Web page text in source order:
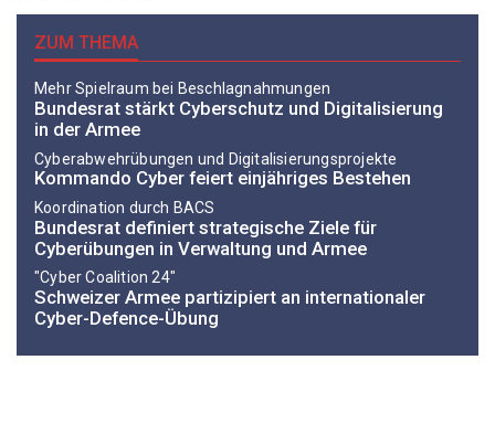
ZUM THEMA
Mehr Spielraum bei Beschlagnahmungen
Bundesrat stärkt Cyberschutz und Digitalisierung
in der Armee
Cyberabwehrübungen und Digitalisierungsprojekte
Kommando Cyber feiert einjähriges Bestehen
Koordination durch BACS
Bundesrat definiert strategische Ziele für
Cyberübungen in Verwaltung und Armee
"Cyber Coalition 24"
Schweizer Armee partizipiert an internationaler
Cyber-Defence-Übung